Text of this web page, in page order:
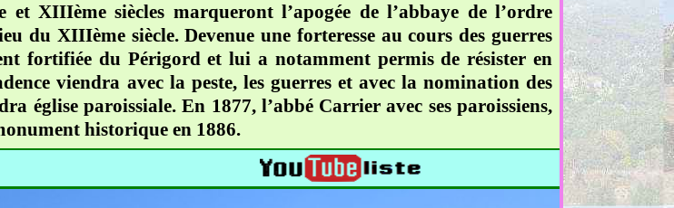
XIIIème siècles marqueront l’apogée de l’abbaye de l’ordre
du XIIIème siècle. Devenue une forteresse au cours des guerres
fortifiée du Périgord et lui a notamment permis de résister en
viendra avec la peste, les guerres et avec la nomination des
église paroissiale. En 1877, l’abbé Carrier avec ses paroissiens,
historique en 1886.